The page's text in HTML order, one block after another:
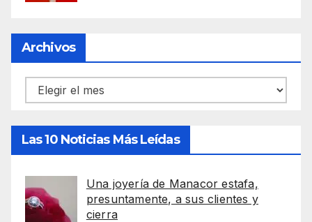
Archivos
Archivos
Las 10 Noticias Más Leídas
Una joyería de Manacor estafa,
presuntamente, a sus clientes y
cierra